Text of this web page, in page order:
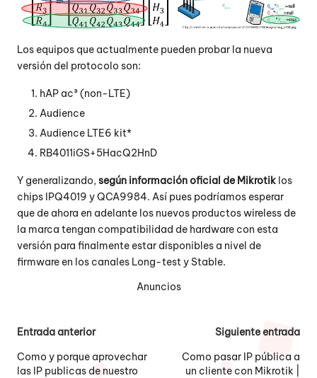
Los equipos que actualmente pueden probar la nueva
versión del protocolo son:
hAP ac³ (non-LTE)
Audience
Audience LTE6 kit*
RB4011iGS+5HacQ2HnD
Y generalizando,según información oficial de Mikrotik los
chips IPQ4019 y QCA9984. Así pues podríamos esperar
que de ahora en adelante los nuevos productos wireless de
la marca tengan compatibilidad de hardware con esta
versión para finalmente estar disponibles a nivel de
firmware en los canales Long-test y Stable.
Anuncios
Navegación
de
Entrada anterior
Como y porque aprovechar
las IP publicas de nuestro
Siguiente entrada
Como pasar IP pública a
un cliente con Mikrotik |